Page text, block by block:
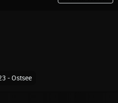
- Ostsee